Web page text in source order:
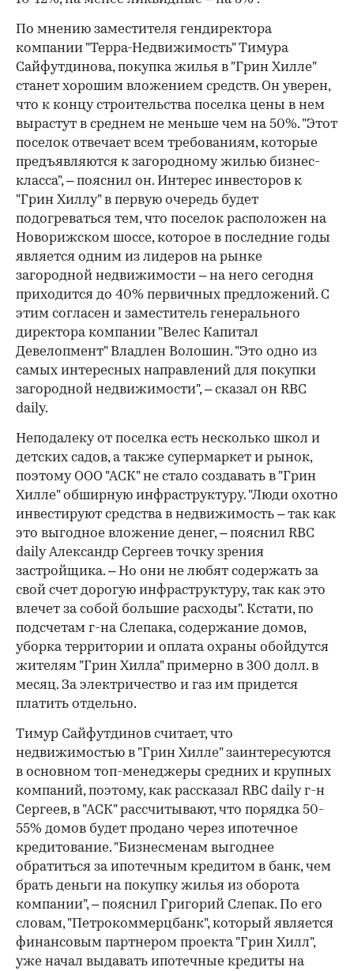
По мнению заместителя гендиректора
компании "Терра-Недвижимость" Тимура
Сайфутдинова, покупка жилья в "Грин Хилле"
станет хорошим вложением средств. Он уверен,
что к концу строительства поселка цены в нем
вырастут в среднем не меньше чем на 50%. "Этот
поселок отвечает всем требованиям, которые
предъявляются к загородному жилью бизнес-
класса", – пояснил он. Интерес инвесторов к
"Грин Хиллу" в первую очередь будет
подогреваться тем, что поселок расположен на
Новорижском шоссе, которое в последние годы
является одним из лидеров на рынке
загородной недвижимости – на него сегодня
приходится до 40% первичных предложений. С
этим согласен и заместитель генерального
директора компании "Велес Капитал
Девелопмент" Владлен Волошин. "Это одно из
самых интересных направлений для покупки
загородной недвижимости", – сказал он RBC
daily.
Неподалеку от поселка есть несколько школ и
детских садов, а также супермаркет и рынок,
поэтому ООО "АСК" не стало создавать в "Грин
Хилле" обширную инфраструктуру. "Люди охотно
инвестируют средства в недвижимость – так как
это выгодное вложение денег, – пояснил RBC
daily Александр Сергеев точку зрения
застройщика. – Но они не любят содержать за
свой счет дорогую инфраструктуру, так как это
влечет за собой большие расходы". Кстати, по
подсчетам г-на Слепака, содержание домов,
уборка территории и оплата охраны обойдутся
жителям "Грин Хилла" примерно в 300 долл. в
месяц. За электричество и газ им придется
платить отдельно.
Тимур Сайфутдинов считает, что
недвижимостью в "Грин Хилле" заинтересуются
в основном топ-менеджеры средних и крупных
компаний, поэтому, как рассказал RBC daily г-н
Сергеев, в "АСК" рассчитывают, что порядка 50-
55% домов будет продано через ипотечное
кредитование. "Бизнесменам выгоднее
обратиться за ипотечным кредитом в банк, чем
брать деньги на покупку жилья из оборота
компании", – пояснил Григорий Слепак. По его
словам, "Петрокоммерцбанк", который является
финансовым партнером проекта "Грин Хилл",
уже начал выдавать ипотечные кредиты на